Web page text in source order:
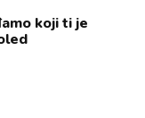
koji ti je